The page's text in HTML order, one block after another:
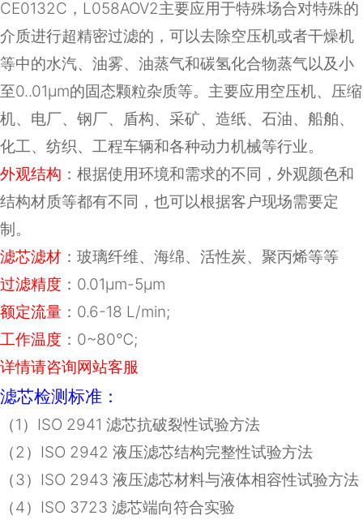
CE0132C，L058AOV2主要应用于特殊场合对特殊的
介质进行超精密过滤的，可以去除空压机或者干燥机
等中的水汽、油雾、油蒸气和碳氢化合物蒸气以及小
至0..01μm的固态颗粒杂质等。主要应用空压机、压缩
机、电厂、钢厂、盾构、采矿、造纸、石油、船舶、
化工、纺织、工程车辆和各种动力机械等行业。
外观结构 ：根据使用环境和需求的不同，外观颜色和
结构材质等都有不同，也可以根据客户现场需要定
制。
滤芯滤材 ： 玻璃纤维、海绵、活性炭、聚丙烯等等
过滤精度 ：0.01μm-5μm
额定流量 ： 0.6-18 L/min;
工作温度 ： 0~80℃;
详情请咨询网站客服
滤芯检测标准：
（1 ） ISO 2941 滤芯抗破裂性试验方法
（2 ） ISO 2942 液压滤芯结构完整性试验方法
（3） ISO 2943 液压滤芯材料与液体相容性试验方法
（4） ISO 3723 滤芯端向符合实验